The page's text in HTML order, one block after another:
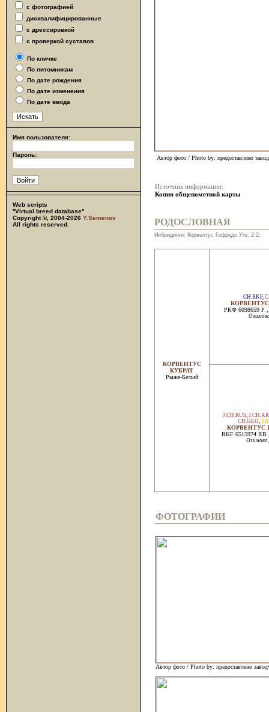
с фотографией
дисквалифицированные
с дрессировкой
с проверкой суставов
По кличке
По питомникам
По дате рождения
По дате изменения
По дате ввода
Имя пользователя:
Пароль:
Web scripts
''Virtual breed database''
Copyright ©, 2004-2026 Y.Semenov
All rights reserved.
Автор фото / Photo by: предоставлено
Источник информации:
Копия общепометной карты
РОДОСЛОВНАЯ
Инбридинги: Корвентус Гофредо Уго: 2:2;
КОРВЕНТУС
КУБРАТ
Рыже-Белый
CH.RKF,
РКФ 6098659 Р
J.CH.RUS,
CH.GEO,
КОРВЕНТУС
RKF 6515974
Озимова
ФОТОГРАФИИ
Автор фото / Photo by: предоставлено